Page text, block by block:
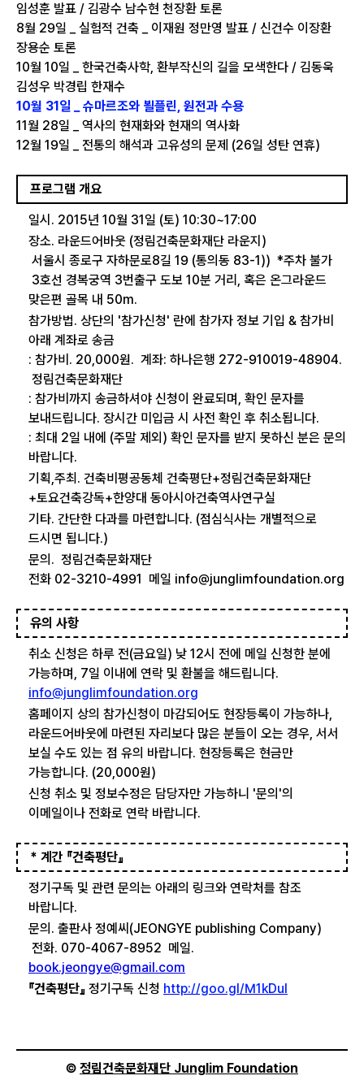
임성훈 발표 / 김광수 남수현 천장환 토론
8월 29일 _ 실험적 건축 _ 이재원 정만영 발표 / 신건수 이장환
장용순 토론
10월 10일 _ 한국건축사학, 환부작신의 길을 모색한다 / 김동욱
김성우 박경립 한재수
10월 31일 _ 슈마르조와 뵐플린, 원전과 수용
11월 28일 _ 역사의 현재화와 현재의 역사화
12월 19일 _ 전통의 해석과 고유성의 문제 (26일 성탄 연휴)
프로그램 개요
일시. 2015년 10월 31일 (토) 10:30~17:00
장소. 라운드어바웃 (정림건축문화재단 라운지)
서울시 종로구 자하문로8길 19 (통의동 83-1)) *주차 불가
3호선 경복궁역 3번출구 도보 10분 거리, 혹은 온그라운드
맞은편 골목 내 50m.
참가방법. 상단의 '참가신청' 란에 참가자 정보 기입 & 참가비
아래 계좌로 송금
: 참가비. 20,000원. 계좌: 하나은행 272-910019-48904.
정림건축문화재단
: 참가비까지 송금하셔야 신청이 완료되며, 확인 문자를
보내드립니다. 장시간 미입금 시 사전 확인 후 취소됩니다.
: 최대 2일 내에 (주말 제외) 확인 문자를 받지 못하신 분은 문의
바랍니다.
기획,주최. 건축비평공동체 건축평단+정림건축문화재단
+토요건축강독+한양대 동아시아건축역사연구실
기타. 간단한 다과를 마련합니다. (점심식사는 개별적으로
드시면 됩니다.)
문의. 정림건축문화재단
전화 02-3210-4991 메일 info@junglimfoundation.org
유의 사항
취소 신청은 하루 전(금요일) 낮 12시 전에 메일 신청한 분에
가능하며, 7일 이내에 연락 및 환불을 해드립니다.
info@junglimfoundation.org
홈페이지 상의 참가신청이 마감되어도 현장등록이 가능하나,
라운드어바웃에 마련된 자리보다 많은 분들이 오는 경우, 서서
보실 수도 있는 점 유의 바랍니다. 현장등록은 현금만
가능합니다. (20,000원)
신청 취소 및 정보수정은 담당자만 가능하니 '문의'의
이메일이나 전화로 연락 바랍니다.
* 계간 『건축평단』
정기구독 및 관련 문의는 아래의 링크와 연락처를 참조
바랍니다.
문의. 출판사 정예씨(JEONGYE publishing Company)
전화. 070-4067-8952 메일.
book.jeongye@gmail.com
『건축평단』 정기구독 신청 http://goo.gl/M1kDul
© 정림건축문화재단 Junglim Foundation